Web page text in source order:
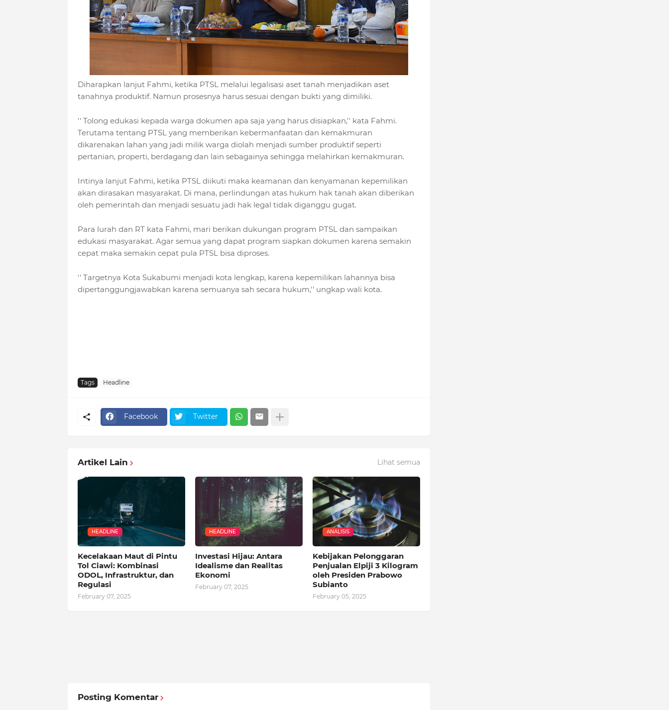
Diharapkan lanjut Fahmi, ketika PTSL melalui legalisasi aset tanah menjadikan aset
tanahnya produktif. Namun prosesnya harus sesuai dengan bukti yang dimiliki.
'' Tolong edukasi kepada warga dokumen apa saja yang harus disiapkan,'' kata Fahmi.
Terutama tentang PTSL yang memberikan kebermanfaatan dan kemakmuran
dikarenakan lahan yang jadi milik warga diolah menjadi sumber produktif seperti
pertanian, properti, berdagang dan lain sebagainya sehingga melahirkan kemakmuran.
Intinya lanjut Fahmi, ketika PTSL diikuti maka keamanan dan kenyamanan kepemilikan
akan dirasakan masyarakat. Di mana, perlindungan atas hukum hak tanah akan diberikan
oleh pemerintah dan menjadi sesuatu jadi hak legal tidak diganggu gugat.
Para lurah dan RT kata Fahmi, mari berikan dukungan program PTSL dan sampaikan
edukasi masyarakat. Agar semua yang dapat program siapkan dokumen karena semakin
cepat maka semakin cepat pula PTSL bisa diproses.
'' Targetnya Kota Sukabumi menjadi kota lengkap, karena kepemilikan lahannya bisa
dipertanggungjawabkan karena semuanya sah secara hukum,'' ungkap wali kota.
Tags Headline
Facebook Twitter
Artikel Lain Lihat semua
HEADLINE
Kecelakaan Maut di Pintu
Tol Ciawi: Kombinasi
ODOL, Infrastruktur, dan
Regulasi
February 07, 2025
HEADLINE
Investasi Hijau: Antara
Idealisme dan Realitas
Ekonomi
February 07, 2025
ANALISIS
Kebijakan Pelonggaran
Penjualan Elpiji 3 Kilogram
oleh Presiden Prabowo
Subianto
February 05, 2025
Posting Komentar